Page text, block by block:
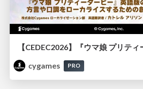
cygames
PRO